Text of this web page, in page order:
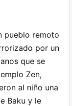
pueblo remoto
por un
que se
Zen,
al niño una
Baku y le